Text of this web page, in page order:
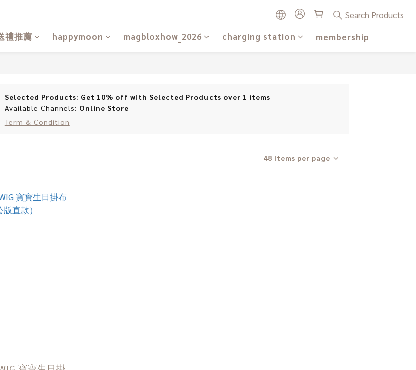
Search Products
禮推薦 happymoon magbloxhow_2026 charging station membership
Selected Products: Get 10% off with Selected Products over 1 items
Available Channels: Online Store
Term & Condition
48 Items per page